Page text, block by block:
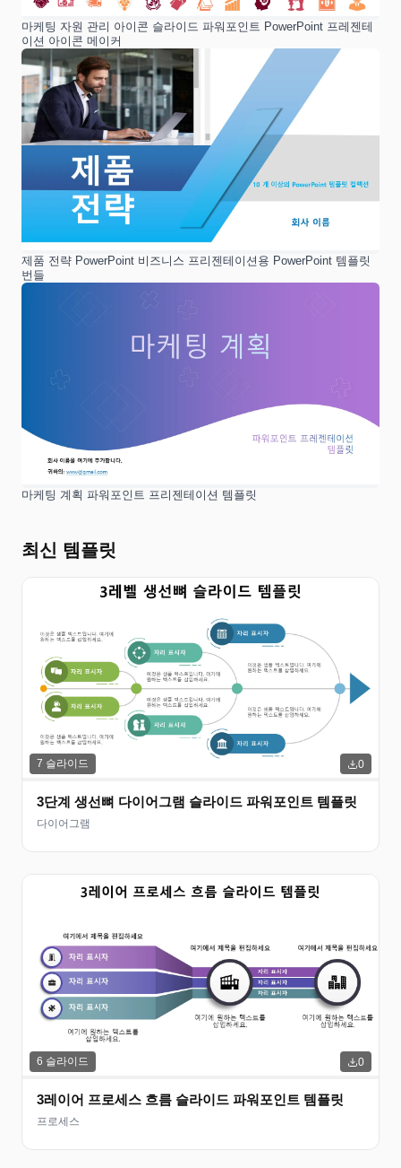
마케팅 자원 관리 아이콘 슬라이드 파워포인트 PowerPoint 프레젠테
이션 아이콘 메이커
제품 전략 PowerPoint 비즈니스 프리젠테이션용 PowerPoint 템플릿
번들
마케팅 계획 파워포인트 프리젠테이션 템플릿
최신 템플릿
7 슬라이드 0
3단계 생선뼈 다이어그램 슬라이드 파워포인트 템플릿
다이어그램
6 슬라이드 0
3레이어 프로세스 흐름 슬라이드 파워포인트 템플릿
프로세스